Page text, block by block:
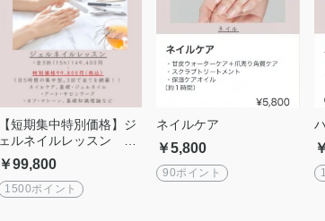
【短期集中特別価格】ジ
ェルネイルレッスン 完
全マンツーマン・全3回
（15h）で完全網羅
￥99,800
1500ポイント
ネイルケア
￥5,800
90ポイント